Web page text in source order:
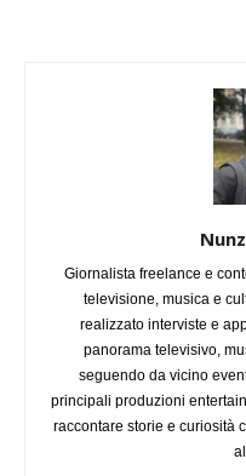
Giornalista freelance e
televisione, musica e
realizzato interviste e
panorama televisivo,
seguendo da vicino
principali produzioni
raccontare storie e curiosità